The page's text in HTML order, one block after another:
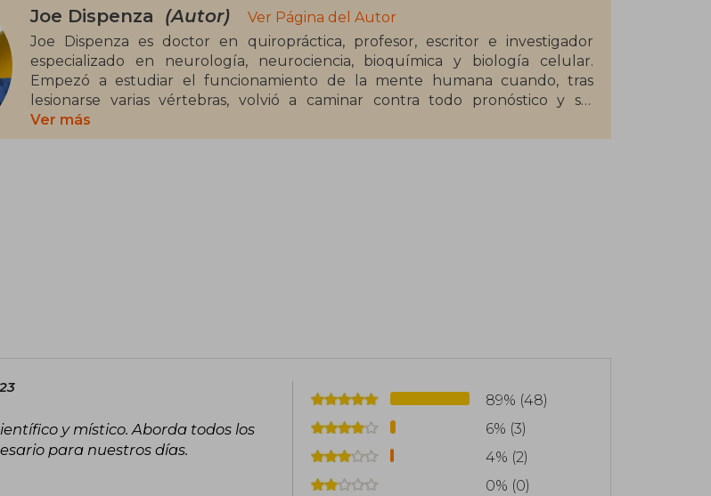
Joe Dispenza (Autor)
Ver Página del Autor
Joe Dispenza es doctor en quiropráctica, profesor, escritor e investigador
especializado en neurología, neurociencia, bioquímica y biología celular.
Empezó a estudiar el funcionamiento de la mente humana cuando, tras
lesionarse varias vértebras, volvió a caminar contra todo pronóstico y sin
someterse a cirugía.
Ver más
y místico. Aborda todos los
para nuestros días.
89% (48)
6% (3)
4% (2)
0% (0)